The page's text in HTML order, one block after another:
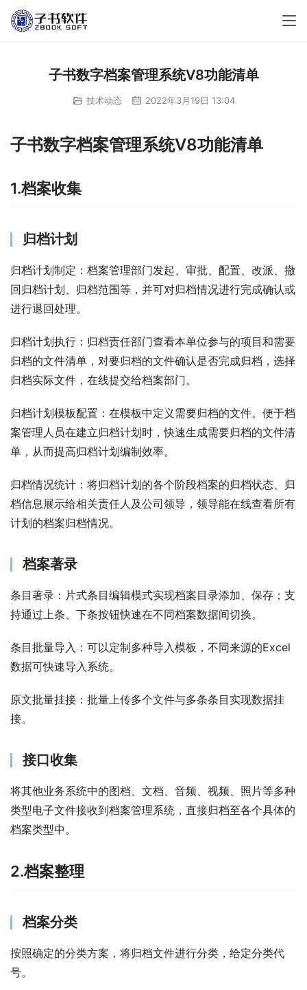
子书数字档案管理系统V8功能清单
技术动态 2022年3月19日 13:04
子书数字档案管理系统V8功能清单
1.档案收集
归档计划
归档计划制定：档案管理部门发起、审批、配置、改派、撤
回归档计划、归档范围等，并可对归档情况进行完成确认或
进行退回处理。
归档计划执行：归档责任部门查看本单位参与的项目和需要
归档的文件清单，对要归档的文件确认是否完成归档，选择
归档实际文件，在线提交给档案部门。
归档计划模板配置：在模板中定义需要归档的文件。便于档
案管理人员在建立归档计划时，快速生成需要归档的文件清
单，从而提高归档计划编制效率。
归档情况统计：将归档计划的各个阶段档案的归档状态、归
档信息展示给相关责任人及公司领导，领导能在线查看所有
计划的档案归档情况。
档案著录
条目著录：片式条目编辑模式实现档案目录添加、保存；支
持通过上条、下条按钮快速在不同档案数据间切换。
条目批量导入：可以定制多种导入模板，不同来源的Excel
数据可快速导入系统。
原文批量挂接：批量上传多个文件与多条条目实现数据挂
接。
接口收集
将其他业务系统中的图档、文档、音频、视频、照片等多种
类型电子文件接收到档案管理系统，直接归档至各个具体的
档案类型中。
2.档案整理
档案分类
按照确定的分类方案，将归档文件进行分类，给定分类代
号。